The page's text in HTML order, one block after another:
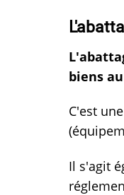
biens
C'est
Il s'agit